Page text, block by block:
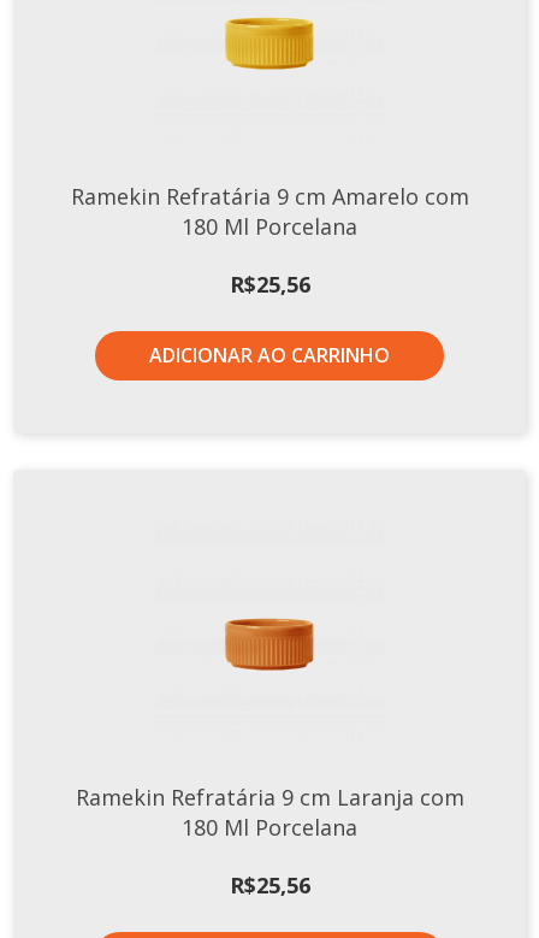
Ramekin Refratária 9 cm Amarelo com
180 Ml Porcelana
R$25,56
ADICIONAR AO CARRINHO
Ramekin Refratária 9 cm Laranja com
180 Ml Porcelana
R$25,56